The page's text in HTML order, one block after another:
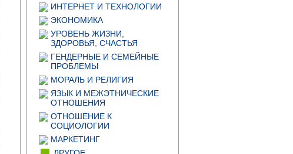
ИНТЕРНЕТ И ТЕХНОЛОГИИ
ЭКОНОМИКА
УРОВЕНЬ ЖИЗНИ,
ЗДОРОВЬЯ, СЧАСТЬЯ
ГЕНДЕРНЫЕ И СЕМЕЙНЫЕ
ПРОБЛЕМЫ
МОРАЛЬ И РЕЛИГИЯ
ЯЗЫК И МЕЖЭТНИЧЕСКИЕ
ОТНОШЕНИЯ
ОТНОШЕНИЕ К
СОЦИОЛОГИИ
МАРКЕТИНГ